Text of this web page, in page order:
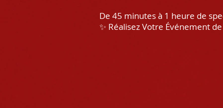
De 45 minutes à 1 heure de
✨ Réalisez Votre Événement